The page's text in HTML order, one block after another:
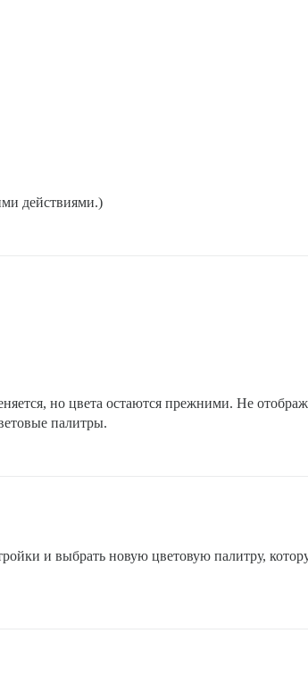
действиями.)
но цвета остаются прежними. Не
палитры.
и выбрать новую цветовую палитру,